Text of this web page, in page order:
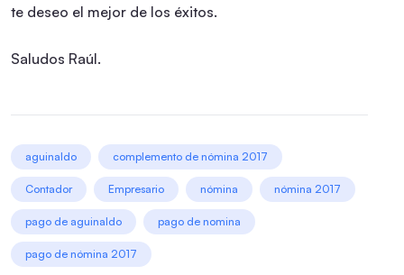
te deseo el mejor de los éxitos.
Saludos Raúl.
aguinaldo complemento de nómina 2017
Contador Empresario nómina nómina 2017
pago de aguinaldo pago de nomina
pago de nómina 2017